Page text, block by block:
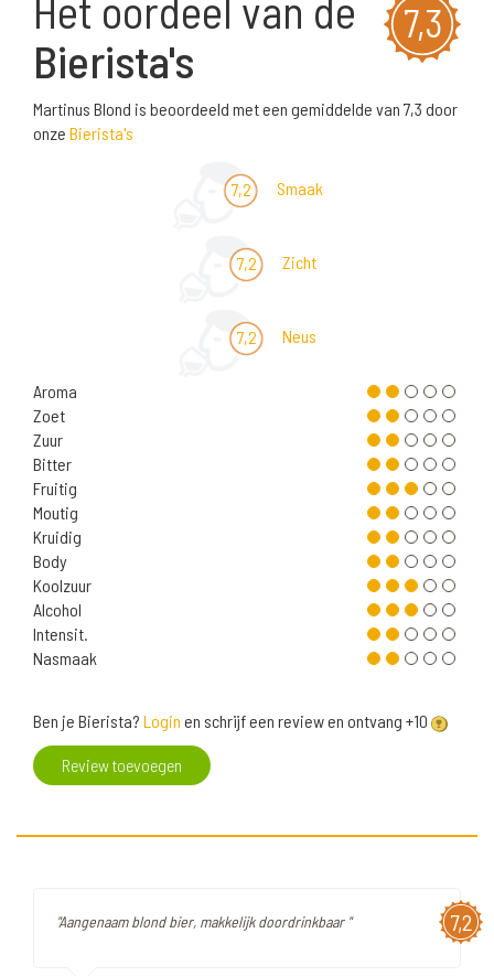
7,3
Bierista's
Martinus Blond is beoordeeld met een gemiddelde van 7,3 door
onze Bierista's
7,2 Smaak
7,2 Zicht
7,2 Neus
Aroma
Zoet
Zuur
Bitter
Fruitig
Moutig
Kruidig
Body
Koolzuur
Alcohol
Intensit.
Nasmaak
Ben je Bierista? Login en schrijf een review en ontvang +10
Review toevoegen
7,2
"Aangenaam blond bier, makkelijk doordrinkbaar "